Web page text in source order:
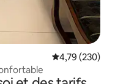
Évaluation
4,79 (230)